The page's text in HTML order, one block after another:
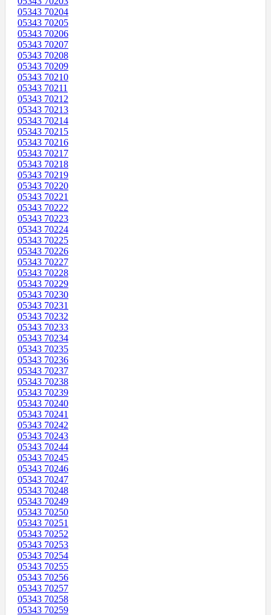
05343 70204
05343 70205
05343 70206
05343 70207
05343 70208
05343 70209
05343 70210
05343 70211
05343 70212
05343 70213
05343 70214
05343 70215
05343 70216
05343 70217
05343 70218
05343 70219
05343 70220
05343 70221
05343 70222
05343 70223
05343 70224
05343 70225
05343 70226
05343 70227
05343 70228
05343 70229
05343 70230
05343 70231
05343 70232
05343 70233
05343 70234
05343 70235
05343 70236
05343 70237
05343 70238
05343 70239
05343 70240
05343 70241
05343 70242
05343 70243
05343 70244
05343 70245
05343 70246
05343 70247
05343 70248
05343 70249
05343 70250
05343 70251
05343 70252
05343 70253
05343 70254
05343 70255
05343 70256
05343 70257
05343 70258
05343 70259